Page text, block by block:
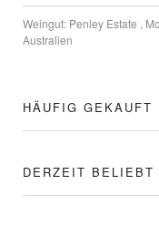
Weingut: Penley Estate ,
Australien
HÄUFIG GEKAUFT
DERZEIT BELIEBT